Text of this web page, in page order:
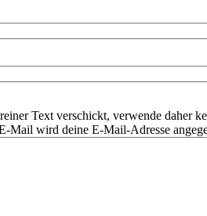
Text verschickt, verwende daher
Mail wird deine E-Mail-Adresse